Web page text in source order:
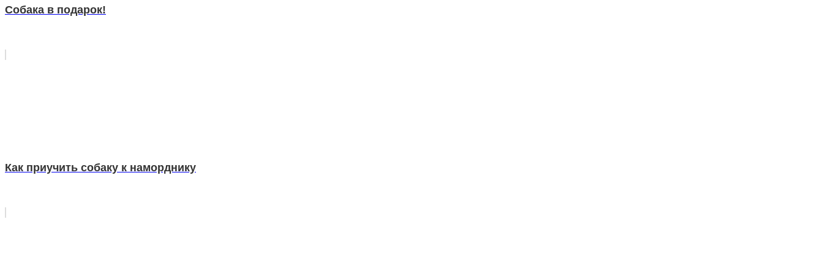
Собака в подарок!
Как приучить собаку к наморднику